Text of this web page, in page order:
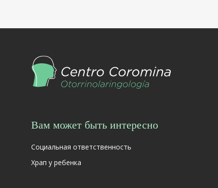
Вам может быть интересно
Социальная ответственность
Храп у ребенка